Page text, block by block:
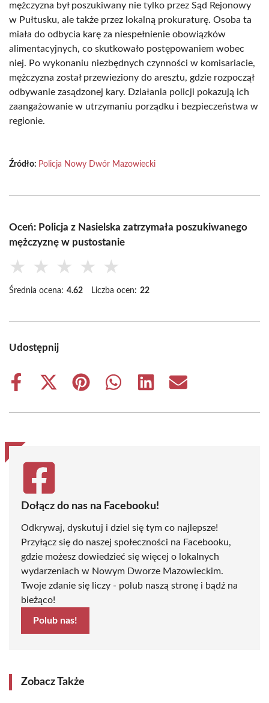
mężczyzna był poszukiwany nie tylko przez Sąd Rejonowy
w Pułtusku, ale także przez lokalną prokuraturę. Osoba ta
miała do odbycia karę za niespełnienie obowiązków
alimentacyjnych, co skutkowało postępowaniem wobec
niej. Po wykonaniu niezbędnych czynności w komisariacie,
mężczyzna został przewieziony do aresztu, gdzie rozpoczął
odbywanie zasądzonej kary. Działania policji pokazują ich
zaangażowanie w utrzymaniu porządku i bezpieczeństwa w
regionie.
Źródło: Policja Nowy Dwór Mazowiecki
Oceń: Policja z Nasielska zatrzymała poszukiwanego
mężczyznę w pustostanie
★ ★ ★ ★ ★
Średnia ocena: 4.62 Liczba ocen: 22
Udostępnij
Share
Share
(Twitter)
Share
Share
Share
Share
Dołącz do nas na Facebooku!
Odkrywaj, dyskutuj i dziel się tym co najlepsze!
Przyłącz się do naszej społeczności na Facebooku,
gdzie możesz dowiedzieć się więcej o lokalnych
wydarzeniach w Nowym Dworze Mazowieckim.
Twoje zdanie się liczy - polub naszą stronę i bądź na
bieżąco!
Polub nas!
Zobacz Także